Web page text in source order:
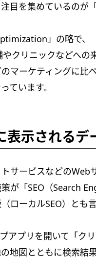
目を集めているのが「
」の略で、
クリニックなどへ
マーケティングに比
ています。
示されるデ
サービスなどの
が「SEO（Search
ローカルSEO）とも
アプリを開いて「ク
地図とともに検索結